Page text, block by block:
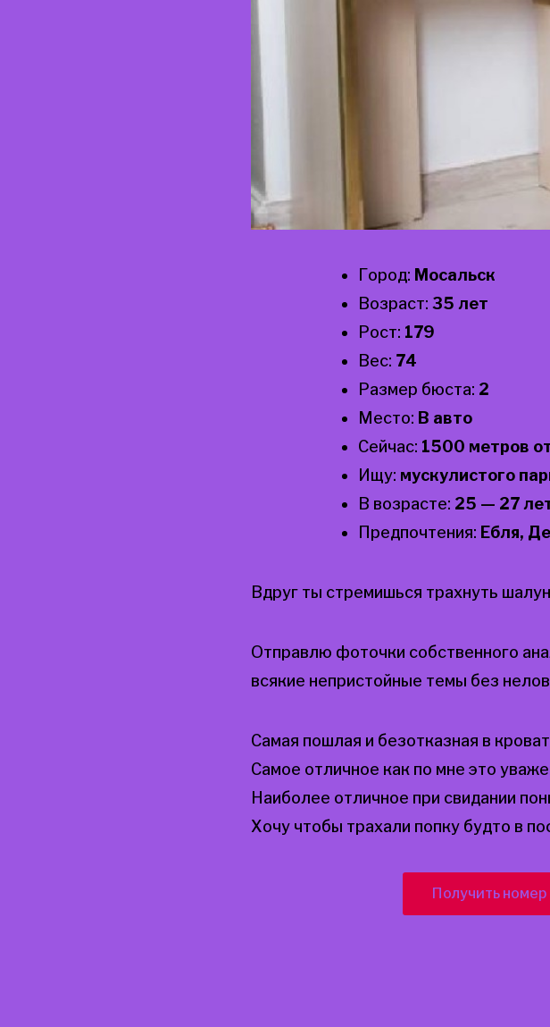
Город: Мосальск
Возраст: 35 лет
Рост: 179
Вес: 74
Размер бюста: 2
Место: В авто
Сейчас: 1500 метров
Ищу: мускулистого
В возрасте: 25 — 27
Предпочтения: Ебля,
Вдруг ты стремишься трахнуть
Отправлю фоточки собственного
всякие непристойные темы без
Самая пошлая и безотказная в
Самое отличное как по мне это
Наиболее отличное при свидании
Хочу чтобы трахали попку будто в
Получить